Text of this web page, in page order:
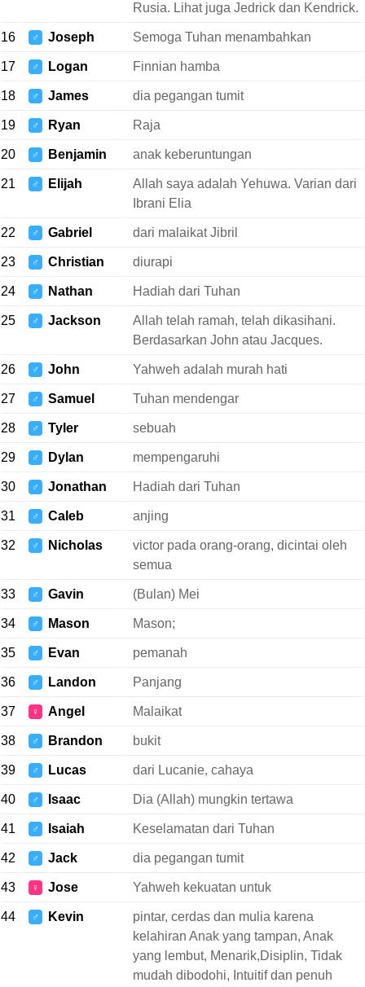
Rusia. Lihat juga Jedrick dan Kendrick.
16 ♂ Joseph Semoga Tuhan menambahkan
17 ♂ Logan Finnian hamba
18 ♂ James dia pegangan tumit
19 ♂ Ryan Raja
20 ♂ Benjamin anak keberuntungan
21 ♂ Elijah
Allah saya adalah Yehuwa. Varian dari
Ibrani Elia
22 ♂ Gabriel dari malaikat Jibril
23 ♂ Christian diurapi
24 ♂ Nathan Hadiah dari Tuhan
25 ♂ Jackson
Allah telah ramah, telah dikasihani.
Berdasarkan John atau Jacques.
26 ♂ John Yahweh adalah murah hati
27 ♂ Samuel Tuhan mendengar
28 ♂ Tyler sebuah
29 ♂ Dylan mempengaruhi
30 ♂ Jonathan Hadiah dari Tuhan
31 ♂ Caleb anjing
32 ♂ Nicholas
victor pada orang-orang, dicintai oleh
semua
33 ♂ Gavin (Bulan) Mei
34 ♂ Mason Mason;
35 ♂ Evan pemanah
36 ♂ Landon Panjang
37 ♀ Angel Malaikat
38 ♂ Brandon bukit
39 ♂ Lucas dari Lucanie, cahaya
40 ♂ Isaac Dia (Allah) mungkin tertawa
41 ♂ Isaiah Keselamatan dari Tuhan
42 ♂ Jack dia pegangan tumit
43 ♀ Jose Yahweh kekuatan untuk
44 ♂ Kevin
pintar, cerdas dan mulia karena
kelahiran Anak yang tampan, Anak
yang lembut, Menarik,Disiplin, Tidak
mudah dibodohi, Intuitif dan penuh